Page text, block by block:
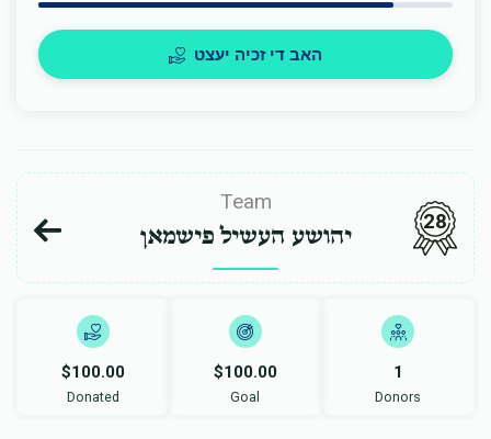
האב די זכיה יעצט
Team
יהושע העשיל פישמאן 28
$100.00
Donated
$100.00
Goal
1
Donors